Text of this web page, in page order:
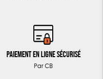
Paiement en ligne sécurisé
Par CB